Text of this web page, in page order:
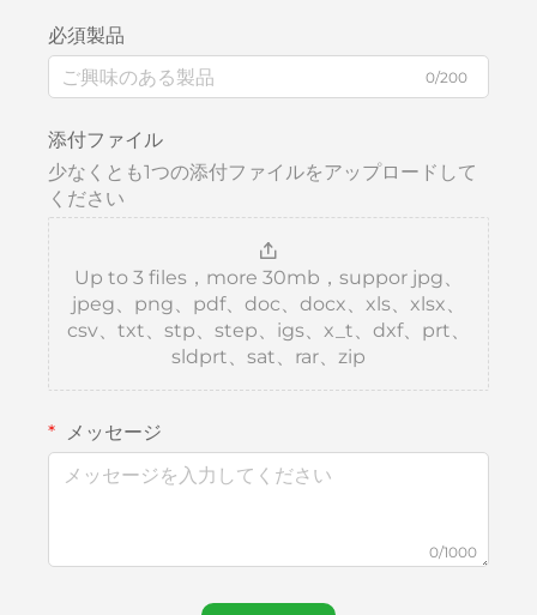
必須製品
0/200
添付ファイル
少なくとも1つの添付ファイルをアップロードして
ください
Up to 3 files，more 30mb，suppor jpg、
jpeg、png、pdf、doc、docx、xls、xlsx、
csv、txt、stp、step、igs、x_t、dxf、prt、
sldprt、sat、rar、zip
メッセージ
0/1000